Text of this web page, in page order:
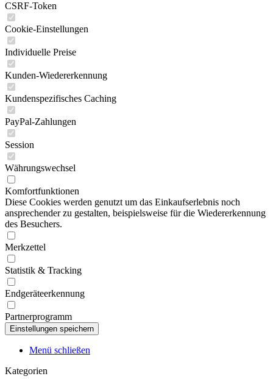
CSRF-Token
Cookie-Einstellungen
Individuelle Preise
Kunden-Wiedererkennung
Kundenspezifisches Caching
PayPal-Zahlungen
Session
Währungswechsel
Komfortfunktionen
Diese Cookies werden genutzt um das Einkaufserlebnis noch
ansprechender zu gestalten, beispielsweise für die Wiedererkennung
des Besuchers.
Merkzettel
Statistik & Tracking
Endgeräteerkennung
Partnerprogramm
Menü schließen
Kategorien